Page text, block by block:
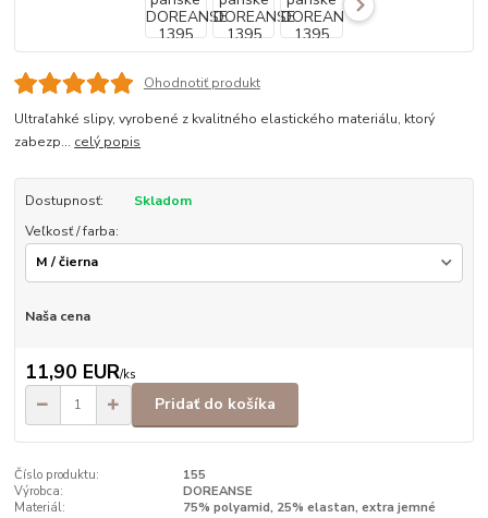
Ohodnotiť produkt
Ultraľahké slipy, vyrobené z kvalitného elastického materiálu, ktorý
zabezp... celý popis
Dostupnosť:
Skladom
Veľkosť / farba:
Naša cena
11,90 EUR/ks
Pridať do košíka
Číslo produktu:
155
Výrobca:
DOREANSE
Materiál:
75% polyamid, 25% elastan, extra jemné